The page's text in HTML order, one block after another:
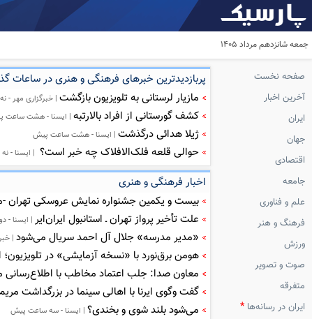
جمعه شانزدهم مرداد ۱۴۰۵
صفحه نخست
آخرین اخبار
ایران
جهان
اقتصادی
جامعه
علم و فناوری
فرهنگ و هنر
ورزش
صوت و تصویر
متفرقه
ایران در رسانه‌ها *
پربازدیدترین خبرهای فرهنگی و هنری در ساعات
مازیار لرستانی به تلویزیون بازگشت | خبرگزاری مهر -
کشف گورستانی از افراد بالارتبه | ایسنا - هشت ساعت
ژیلا هدائی درگذشت | ایسنا - هشت ساعت پیش
حوالی قلعه فلک‌الافلاک چه خبر است؟ | ایسنا -
اخبار فرهنگی و هنری
بیست و یکمین جشنواره نمایش عروسکی تهران -
علت تأخیر پرواز تهران ـ استانبول ایران‌ایر | ایسنا -
«مدیر مدرسه» جلال آل احمد سریال می‌شود |
هومن برق‌نورد با «نسخه آزمایشی» در تلویزیون؛
معاون صدا: جلب اعتماد مخاطب با
گفت ‌وگوی ایرنا با اهالی سینما در بزرگداشت
می‌شود بلند شوی و بخندی؟ | ایسنا - سه ساعت پیش